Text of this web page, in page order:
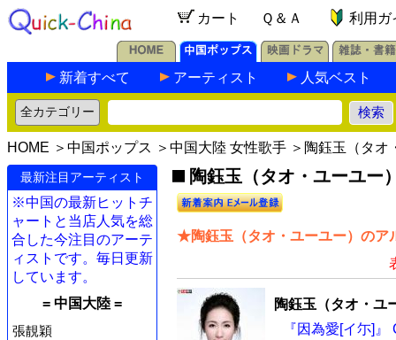
カート Ｑ＆Ａ 利用ガ
新着すべて アーティスト 人気ベスト
HOME ＞ 中国ポップス ＞ 中国大陸 女性歌手 ＞陶鈺玉（タオ
最新注目アーティスト
※中国の最新ヒットチ
ャートと当店人気を総
合した今注目のアーテ
ィストです。毎日更新
しています。
= 中国大陸 =
張靚穎
陶鈺玉（タオ・ユーユー
★陶鈺玉（タオ・ユーユー）のア
陶鈺玉（タオ・ユ
『因為愛[イ尓]